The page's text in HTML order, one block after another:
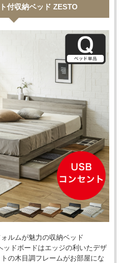
付収納ベッド ZESTO
ルムが魅力の収納ベッド
ッドボードはエッジの利いたデザ
の木目調フレームがお部屋にな